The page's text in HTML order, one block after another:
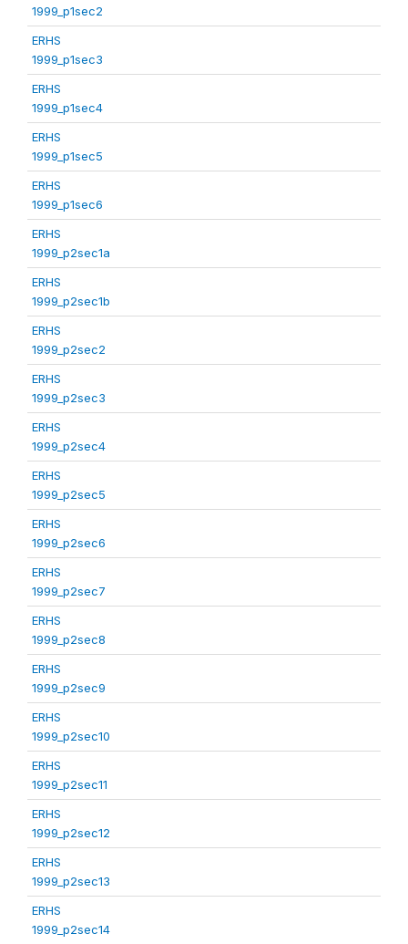
1999_p1sec2
ERHS
1999_p1sec3
ERHS
1999_p1sec4
ERHS
1999_p1sec5
ERHS
1999_p1sec6
ERHS
1999_p2sec1a
ERHS
1999_p2sec1b
ERHS
1999_p2sec2
ERHS
1999_p2sec3
ERHS
1999_p2sec4
ERHS
1999_p2sec5
ERHS
1999_p2sec6
ERHS
1999_p2sec7
ERHS
1999_p2sec8
ERHS
1999_p2sec9
ERHS
1999_p2sec10
ERHS
1999_p2sec11
ERHS
1999_p2sec12
ERHS
1999_p2sec13
ERHS
1999_p2sec14